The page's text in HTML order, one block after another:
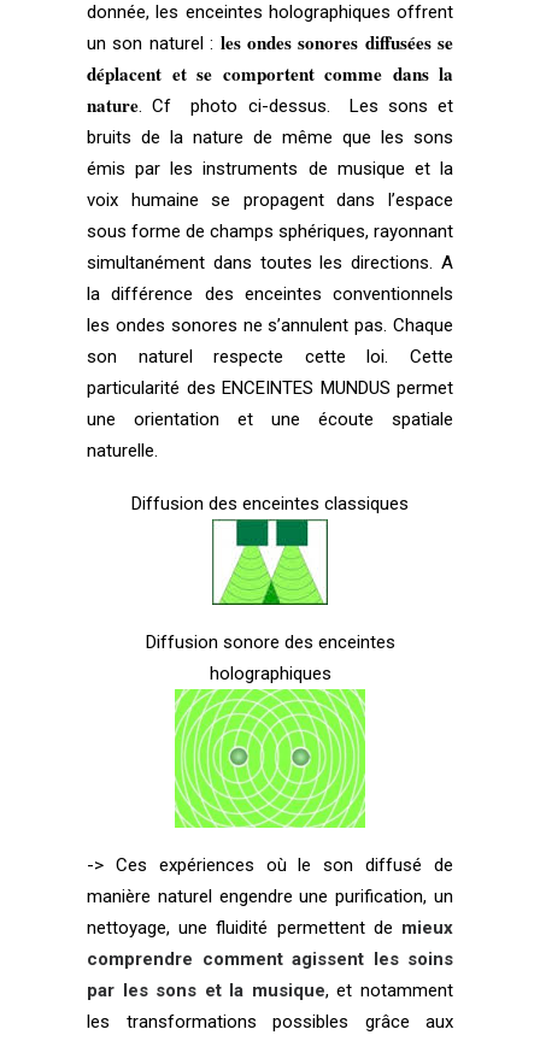
donnée, les enceintes holographiques offrent
un son naturel : les ondes sonores diffusées se
déplacent et se comportent comme dans la
nature. Cf photo ci-dessus. Les sons et
bruits de la nature de même que les sons
émis par les instruments de musique et la
voix humaine se propagent dans l’espace
sous forme de champs sphériques, rayonnant
simultanément dans toutes les directions. A
la différence des enceintes conventionnels
les ondes sonores ne s’annulent pas. Chaque
son naturel respecte cette loi. Cette
particularité des ENCEINTES MUNDUS permet
une orientation et une écoute spatiale
naturelle.
Diffusion des enceintes classiques
Diffusion sonore des enceintes
holographiques
-> Ces expériences où le son diffusé de
manière naturel engendre une purification, un
nettoyage, une fluidité permettent de mieux
comprendre comment agissent les soins
par les sons et la musique, et notamment
les transformations possibles grâce aux